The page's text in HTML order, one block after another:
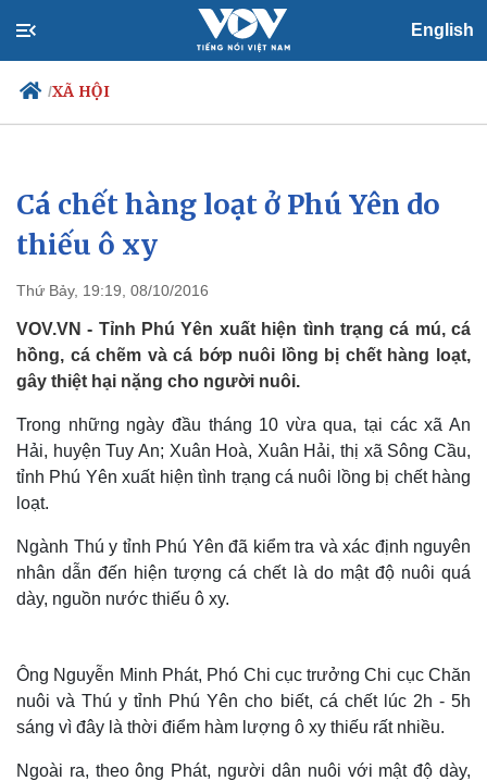
English
/XÃ HỘI
Chính trị
Đảng
Tổ chức nhân sự
Nhận diện sự thật
Xã hội
Việc làm
Biển đảo
Cá chết hàng loạt ở Phú Yên do
thiếu ô xy
Thứ Bảy, 19:19, 08/10/2016
VOV.VN - Tỉnh Phú Yên xuất hiện tình trạng cá mú, cá
hồng, cá chẽm và cá bớp nuôi lồng bị chết hàng loạt,
gây thiệt hại nặng cho người nuôi.
Trong những ngày đầu tháng 10 vừa qua, tại các xã An
Hải, huyện Tuy An; Xuân Hoà, Xuân Hải, thị xã Sông Cầu,
tỉnh Phú Yên xuất hiện tình trạng cá nuôi lồng bị chết hàng
loạt.
Ngành Thú y tỉnh Phú Yên đã kiểm tra và xác định nguyên
nhân dẫn đến hiện tượng cá chết là do mật độ nuôi quá
dày, nguồn nước thiếu ô xy.
Ông Nguyễn Minh Phát, Phó Chi cục trưởng Chi cục Chăn
nuôi và Thú y tỉnh Phú Yên cho biết, cá chết lúc 2h - 5h
sáng vì đây là thời điểm hàm lượng ô xy thiếu rất nhiều.
Ngoài ra, theo ông Phát, người dân nuôi với mật độ dày,